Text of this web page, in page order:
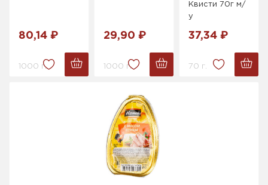
80,14 ₽
1000 г.
29,90 ₽
1000 г.
Квисти 70г м/
у
37,34 ₽
70 г.